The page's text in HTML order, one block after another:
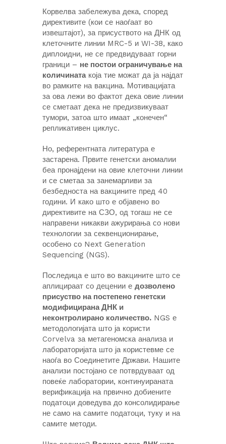
Корвелва забележува дека, според
директивите (кои се наоѓаат во
извештајот), за присуството на ДНК од
клеточните линии MRC-5 и WI-38, како
диплоидни, не се предвидуваат горни
граници – не постои ограничување на
количинатакоја тие можат да ја најдат
во рамките на вакцина. Мотивацијата
за ова лежи во фактот дека овие линии
се сметаат дека не предизвикуваат
тумори, затоа што имаат „конечен“
репликативен циклус.
Но, референтната литература е
застарена. Првите генетски аномалии
беа пронајдени на овие клеточни линии
и се сметаа за занемарливи за
безбедноста на вакцините пред 40
години. И како што е објавено во
директивите на СЗО, од тогаш не се
направени никакви ажурирања со нови
технологии за секвенционирање,
особено со Next Generation
Sequencing (NGS).
Последица е што во вакцините што се
аплицираат со децении е дозволено
присуство на постепено генетски
модифицирана ДНК и
неконтролирано количество. NGS е
методологијата што ја користи
Corvelva за метагеномска анализа и
лабораторијата што ја користевме се
наоѓа во Соединетите Држави. Нашите
анализи постојано се потврдуваат од
повеќе лаборатории, континуираната
верификација на првично добиените
податоци доведува до консолидирање
не само на самите податоци, туку и на
самите методи.